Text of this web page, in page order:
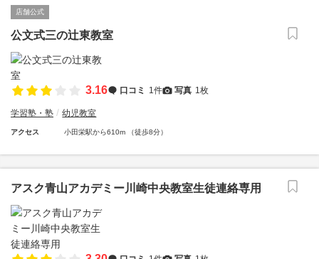
店舗公式
公文式三の辻東教室
3.16 口コミ 1件 写真 1枚
学習塾・塾 幼児教室
アクセス 小田栄駅から610m （徒歩8分）
アスク青山アカデミー川崎中央教室生徒連絡専用